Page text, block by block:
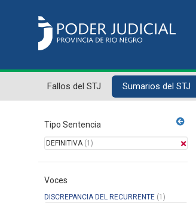
Fallos del STJ Sumarios del STJ
Tipo Sentencia
DEFINITIVA(1)
Voces
DISCREPANCIA DEL RECURRENTE (1)